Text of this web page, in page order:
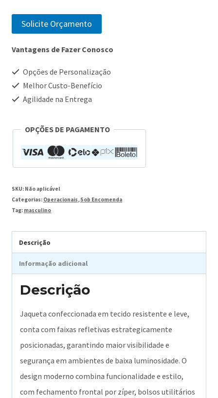
Solicite Orçamento
Vantagens de Fazer Conosco
Opções de Personalização
Melhor Custo-Benefício
Agilidade na Entrega
OPÇÕES DE PAGAMENTO
SKU: Não aplicável
Categorias: Operacionais, Sob Encomenda
Tag: masculino
Descrição
Informação adicional
Descrição
Jaqueta confeccionada em tecido resistente e leve,
conta com faixas refletivas estrategicamente
posicionadas, garantindo maior visibilidade e
segurança em ambientes de baixa luminosidade. O
design moderno combina funcionalidade e estilo,
com fechamento frontal por zíper, bolsos utilitários